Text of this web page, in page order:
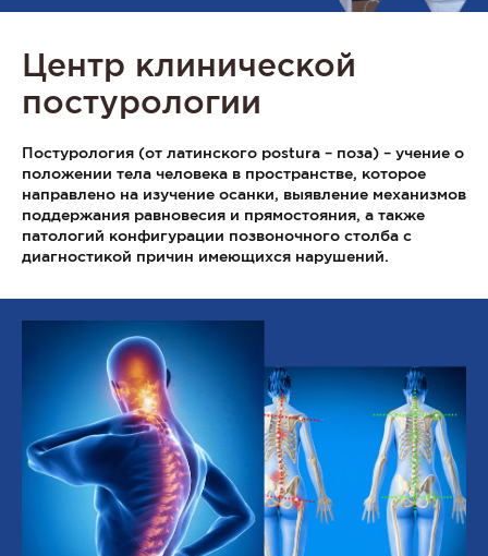
Центр клинической
постурологии
Постурология (от латинского postura – поза) – учение о
положении тела человека в пространстве, которое
направлено на изучение осанки, выявление механизмов
поддержания равновесия и прямостояния, а также
патологий конфигурации позвоночного столба с
диагностикой причин имеющихся нарушений.